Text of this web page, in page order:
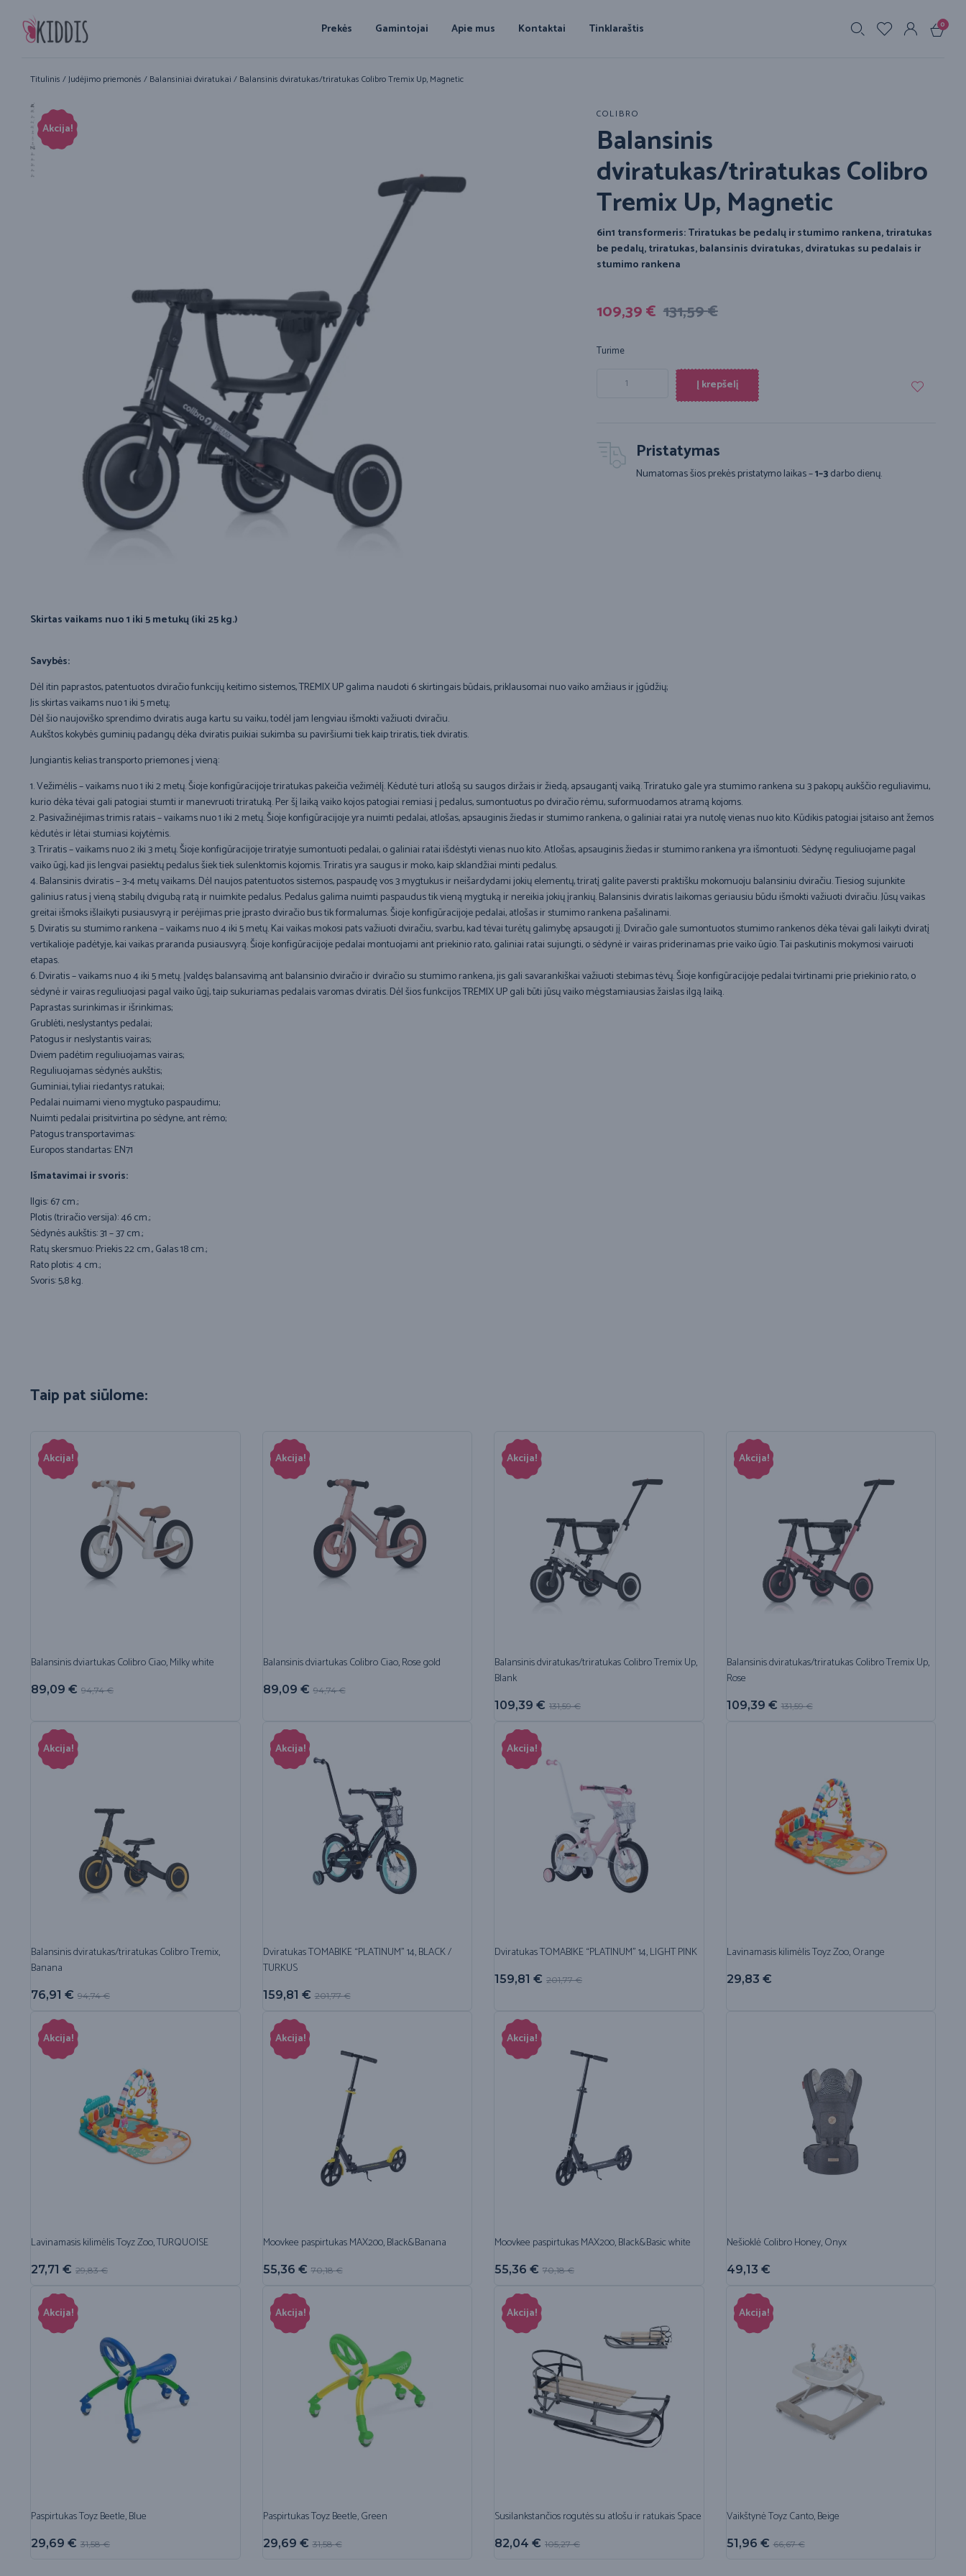
Prekės Gamintojai Apie mus Kontaktai Tinklaraštis 0
Titulinis /Judėjimo priemonės / Balansiniai dviratukai / Balansinis dviratukas/triratukas Colibro Tremix Up, Magnetic
Akcija!
COLIBRO
Balansinis
dviratukas/triratukas Colibro
Tremix Up, Magnetic
6in1 transformeris: Triratukas be pedalų ir stumimo rankena, triratukas
be pedalų, triratukas, balansinis dviratukas, dviratukas su pedalais ir
stumimo rankena
131,59€
109,39€
Turime
Į krepšelį
Pristatymas
Numatomas šios prekės pristatymo laikas –1–3darbo dienų.
Skirtas vaikams nuo 1 iki 5 metukų (iki 25 kg.)
Savybės:
Dėl itin paprastos, patentuotos dviračio funkcijų keitimo sistemos, TREMIX UP galima naudoti 6 skirtingais būdais, priklausomai nuo vaiko amžiaus ir įgūdžių;
Jis skirtas vaikams nuo 1 iki 5 metų;
Dėl šio naujoviško sprendimo dviratis auga kartu su vaiku, todėl jam lengviau išmokti važiuoti dviračiu.
Aukštos kokybės guminių padangų dėka dviratis puikiai sukimba su paviršiumi tiek kaip triratis, tiek dviratis.
Jungiantis kelias transporto priemones į vieną:
1. Vežimėlis – vaikams nuo 1 iki 2 metų. Šioje konfigūracijoje triratukas pakeičia vežimėlį. Kėdutė turi atlošą su saugos diržais ir žiedą, apsaugantį vaiką. Triratuko gale yra stumimo rankena su 3 pakopų aukščio reguliavimu,
kurio dėka tėvai gali patogiai stumti ir manevruoti triratuką. Per šį laiką vaiko kojos patogiai remiasi į pedalus, sumontuotus po dviračio rėmu, suformuodamos atramą kojoms.
2. Pasivažinėjimas trimis ratais – vaikams nuo 1 iki 2 metų. Šioje konfigūracijoje yra nuimti pedalai, atlošas, apsauginis žiedas ir stumimo rankena, o galiniai ratai yra nutolę vienas nuo kito. Kūdikis patogiai įsitaiso ant žemos
kėdutės ir lėtai stumiasi kojytėmis.
3. Triratis – vaikams nuo 2 iki 3 metų. Šioje konfigūracijoje triratyje sumontuoti pedalai, o galiniai ratai išdėstyti vienas nuo kito. Atlošas, apsauginis žiedas ir stumimo rankena yra išmontuoti. Sėdynę reguliuojame pagal
vaiko ūgį, kad jis lengvai pasiektų pedalus šiek tiek sulenktomis kojomis. Triratis yra saugus ir moko, kaip sklandžiai minti pedalus.
4. Balansinis dviratis – 3-4 metų vaikams. Dėl naujos patentuotos sistemos, paspaudę vos 3 mygtukus ir neišardydami jokių elementų, triratį galite paversti praktišku mokomuoju balansiniu dviračiu. Tiesiog sujunkite
galinius ratus į vieną stabilų dvigubą ratą ir nuimkite pedalus. Pedalus galima nuimti paspaudus tik vieną mygtuką ir nereikia jokių įrankių. Balansinis dviratis laikomas geriausiu būdu išmokti važiuoti dviračiu. Jūsų vaikas
greitai išmoks išlaikyti pusiausvyrą ir perėjimas prie įprasto dviračio bus tik formalumas. Šioje konfigūracijoje pedalai, atlošas ir stumimo rankena pašalinami.
5. Dviratis su stumimo rankena – vaikams nuo 4 iki 5 metų. Kai vaikas mokosi pats važiuoti dviračiu, svarbu, kad tėvai turėtų galimybę apsaugoti jį. Dviračio gale sumontuotos stumimo rankenos dėka tėvai gali laikyti dviratį
vertikalioje padėtyje, kai vaikas praranda pusiausvyrą. Šioje konfigūracijoje pedalai montuojami ant priekinio rato, galiniai ratai sujungti, o sėdynė ir vairas priderinamas prie vaiko ūgio. Tai paskutinis mokymosi vairuoti
etapas.
6. Dviratis – vaikams nuo 4 iki 5 metų. Įvaldęs balansavimą ant balansinio dviračio ir dviračio su stumimo rankena, jis gali savarankiškai važiuoti stebimas tėvų. Šioje konfigūracijoje pedalai tvirtinami prie priekinio rato, o
sėdynė ir vairas reguliuojasi pagal vaiko ūgį, taip sukuriamas pedalais varomas dviratis. Dėl šios funkcijos TREMIX UP gali būti jūsų vaiko mėgstamiausias žaislas ilgą laiką.
Paprastas surinkimas ir išrinkimas;
Grublėti, neslystantys pedalai;
Patogus ir neslystantis vairas;
Dviem padėtim reguliuojamas vairas;
Reguliuojamas sėdynės aukštis;
Guminiai, tyliai riedantys ratukai;
Pedalai nuimami vieno mygtuko paspaudimu;
Nuimti pedalai prisitvirtina po sėdyne, ant rėmo;
Patogus transportavimas:
Europos standartas: EN71
Išmatavimai ir svoris:
Ilgis: 67 cm.;
Plotis (triračio versija): 46 cm.;
Sėdynės aukštis: 31 – 37 cm.;
Ratų skersmuo: Priekis 22 cm., Galas 18 cm.;
Rato plotis: 4 cm.;
Svoris: 5,8 kg.
Taip pat siūlome:
Akcija!
Balansinis dviartukas Colibro Ciao, Milky white
94,74€
89,09 €
Akcija!
Balansinis dviartukas Colibro Ciao, Rose gold
94,74€
89,09 €
Akcija!
Balansinis dviratukas/triratukas Colibro Tremix Up,
Blank
131,59€
109,39 €
Akcija!
Balansinis dviratukas/triratukas Colibro Tremix Up,
Rose
131,59€
109,39 €
Akcija!
Balansinis dviratukas/triratukas Colibro Tremix,
Banana
94,74€
76,91 €
Akcija!
Dviratukas TOMABIKE “PLATINUM” 14, BLACK /
TURKUS
201,77€
159,81 €
Akcija!
Dviratukas TOMABIKE “PLATINUM” 14, LIGHT PINK
201,77€
159,81 €
Lavinamasis kilimėlis Toyz Zoo, Orange
29,83 €
Akcija!
Lavinamasis kilimėlis Toyz Zoo, TURQUOISE
29,83€
27,71 €
Akcija!
Moovkee paspirtukas MAX200, Black&Banana
70,18€
55,36 €
Akcija!
Moovkee paspirtukas MAX200, Black&Basic white
70,18€
55,36 €
Nešioklė Colibro Honey, Onyx
49,13 €
Akcija!
Paspirtukas Toyz Beetle, Blue
31,58€
29,69 €
Akcija!
Paspirtukas Toyz Beetle, Green
31,58€
29,69 €
Akcija!
Susilankstančios rogutės su atlošu ir ratukais Space
105,27€
82,04 €
Akcija!
Vaikštynė Toyz Canto, Beige
66,67€
51,96 €